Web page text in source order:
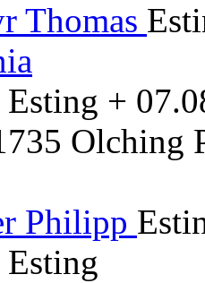
Thomas
+
Olching
Philipp